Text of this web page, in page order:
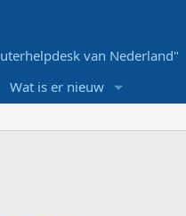
van Nederland"
Wat is er nieuw